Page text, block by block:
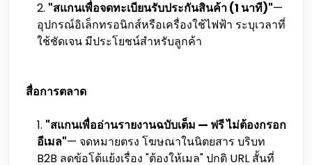
"สแกนเพื่อจดทะเบียนรับประกันสินค้า (1 นาที)"—
อุปกรณ์อิเล็กทรอนิกส์หรือเครื่องใช้ไฟฟ้า ระบุเวลาที่
ใช้ชัดเจน มีประโยชน์สำหรับลูกค้า
สื่อการตลาด
"สแกนเพื่ออ่านรายงานฉบับเต็ม — ฟรี ไม่ต้องกรอก
อีเมล"— จดหมายตรง โฆษณาในนิตยสาร บริบท
B2B ลดข้อโต้แย้งเรื่อง "ต้องให้เมล" ปกติ URL สั้นที่